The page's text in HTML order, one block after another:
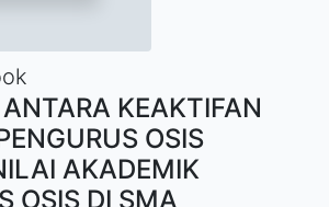
KEAKTIFAN
OSIS
AKADEMIK
OSIS DI SMA